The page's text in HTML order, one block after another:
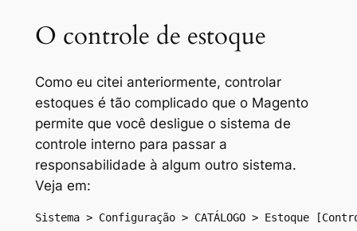
O controle de estoque
Como eu citei anteriormente, controlar
estoques é tão complicado que o Magento
permite que você desligue o sistema de
controle interno para passar a
responsabilidade à algum outro sistema.
Veja em:
Sistema > Configuração > CATÁLOGO > Estoque